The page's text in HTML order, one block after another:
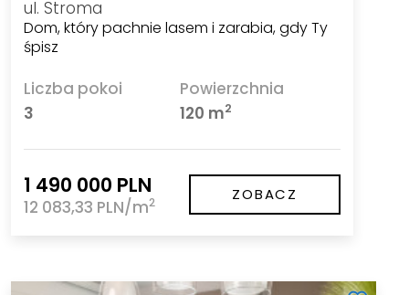
ul. Stroma
Dom, który pachnie lasem i zarabia, gdy Ty
śpisz
Liczba pokoi
3
Powierzchnia
120 m2
1 490 000 PLN
12 083,33 PLN/m2 ZOBACZ